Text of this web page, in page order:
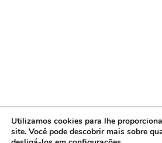
Utilizamos cookies para lhe
site. Você pode descobrir mais sobre